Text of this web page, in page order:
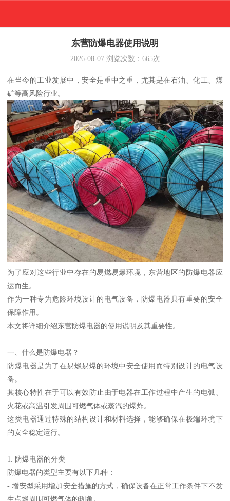
东营防爆电器使用说明
2026-08-07浏览次数： 665次
在当今的工业发展中，安全是重中之重，尤其是在石油、化工、煤
矿等高风险行业。
为了应对这些行业中存在的易燃易爆环境，东营地区的防爆电器应
运而生。
作为一种专为危险环境设计的电气设备，防爆电器具有重要的安全
保障作用。
本文将详细介绍东营防爆电器的使用说明及其重要性。
一、什么是防爆电器？
防爆电器是为了在易燃易爆的环境中安全使用而特别设计的电气设
备。
其核心特性在于可以有效防止由于电器在工作过程中产生的电弧、
火花或高温引发周围可燃气体或蒸汽的爆炸。
这类电器通过特殊的结构设计和材料选择，能够确保在极端环境下
的安全稳定运行。
1. 防爆电器的分类
防爆电器的类型主要有以下几种：
- 增安型采用增加安全措施的方式，确保设备在正常工作条件下不发
生点燃周围可燃气体的现象。